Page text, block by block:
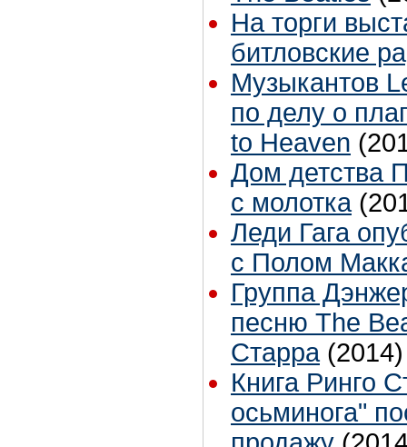
На торги
битловские
Музыкантов
по делу о
to Heaven
Дом детства
с молотка
Леди Гага
с Полом
Группа
песню The
Старра (2014)
Книга Ринго
осьминога"